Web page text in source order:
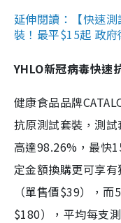
延伸閱讀：【快速
裝！最平$15起 政
YHLO新冠病毒快速
健康食品品牌
抗原測試套裝，測
高達98.26%，最快
定金額換購更可享
（單售價$39），
$180），平均每支